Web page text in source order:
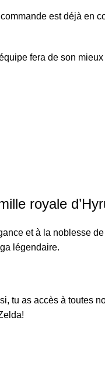
est déjà en
fera de son
royale
et à la noblesse
légendaire.
tu as accès à toutes
!